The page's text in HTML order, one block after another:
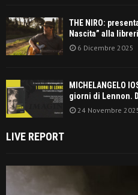
THE NIRO:
Nascita” alla
6 Dicembre 2025
MICHELANGELO
giorni di Lennon.
24 Novembre
LIVE REPORT